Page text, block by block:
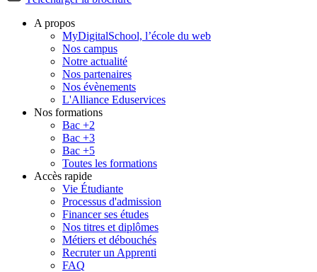
A propos
MyDigitalSchool, l’école du web
Nos campus
Notre actualité
Nos partenaires
Nos évènements
L'Alliance Eduservices
Nos formations
Bac +2
Bac +3
Bac +5
Toutes les formations
Accès rapide
Vie Étudiante
Processus d'admission
Financer ses études
Nos titres et diplômes
Métiers et débouchés
Recruter un Apprenti
FAQ